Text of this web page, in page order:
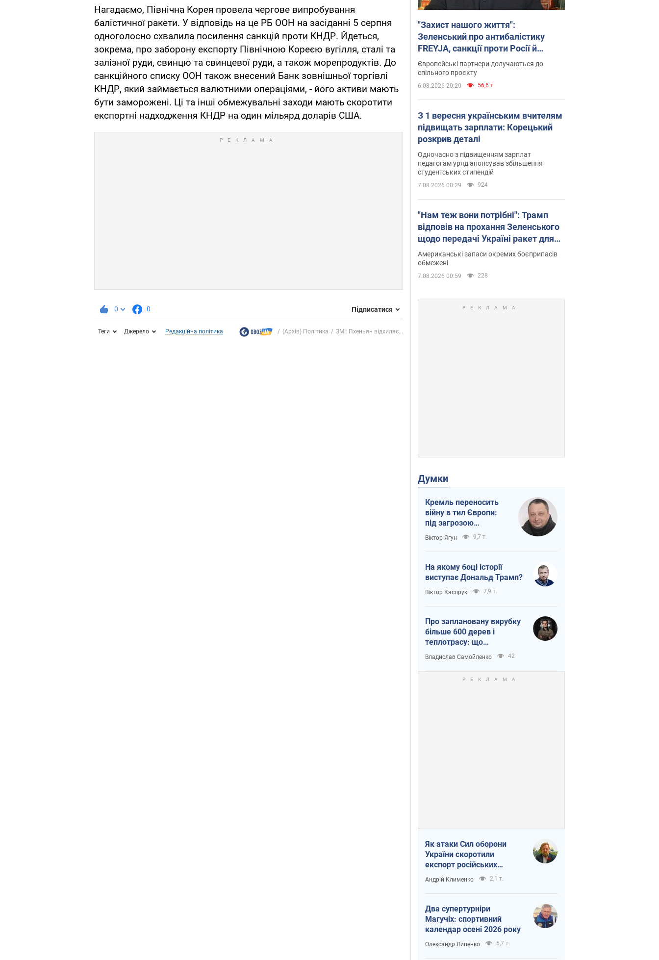
Нагадаємо, Північна Корея провела чергове випробування
балістичної ракети. У відповідь на це РБ ООН на засіданні 5 серпня
одноголосно схвалила посилення санкцій проти КНДР. Йдеться,
зокрема, про заборону експорту Північною Кореєю вугілля, сталі та
залізної руди, свинцю та свинцевої руди, а також морепродуктів. До
санкційного списку ООН також внесений Банк зовнішньої торгівлі
КНДР, який займається валютними операціями, - його активи мають
бути заморожені. Ці та інші обмежувальні заходи мають скоротити
експортні надходження КНДР на один мільярд доларів США.
0 0 Підписатися
Теги Джерело Редакційна політика (Архів) Політика ЗМІ: Пхеньян відхиляє...
"Захист нашого життя":
Зеленський про антибалістику
FREYJA, санкції проти Росії й
підтримку аграріїв. Відео
Європейські партнери долучаються до
спільного проєкту
6.08.2026 20:20 56,6 т.
З 1 вересня українським вчителям
підвищать зарплати: Корецький
розкрив деталі
Одночасно з підвищенням зарплат
педагогам уряд анонсував збільшення
студентських стипендій
7.08.2026 00:29 924
"Нам теж вони потрібні": Трамп
відповів на прохання Зеленського
щодо передачі Україні ракет для
Patriot
Американські запаси окремих боєприпасів
обмежені
7.08.2026 00:59 228
Думки
Кремль переносить
війну в тил Європи:
під загрозою
критична логістика
Віктор Ягун 9,7 т.
На якому боці історії
виступає Дональд Трамп?
Віктор Каспрук 7,9 т.
Про заплановану вирубку
більше 600 дерев і
теплотрасу: що
відбувається на Теремках
у Києві
Владислав Самойленко 42
Як атаки Сил оборони
України скоротили
експорт російських
нафтопродуктів
Андрій Клименко 2,1 т.
Два супертурніри
Магучіх: спортивний
календар осені 2026 року
Олександр Липенко 5,7 т.